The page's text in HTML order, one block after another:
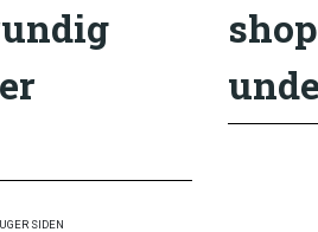
SIDEN